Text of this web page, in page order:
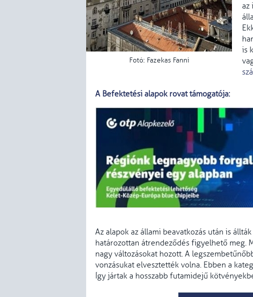
Fotó: Fazekas Fanni
az
is
A Befektetési alapok rovat támogatója:
Az alapok az állami beavatkozás után is
határozottan átrendeződés figyelhető meg.
nagy változásokat hozott. A
vonzásukat elvesztették volna. Ebben a
Így jártak a hosszabb futamidejű